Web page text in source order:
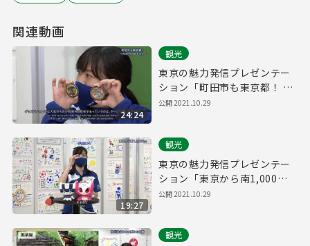
関連動画
24:24
観光
東京の魅力発信プレゼンテー
ション「町田市も東京都！ ～
Machida City～」
公開2021.10.29
19:27
観光
東京の魅力発信プレゼンテー
ション「東京から南1,000
㎞」
公開2021.10.29
観光